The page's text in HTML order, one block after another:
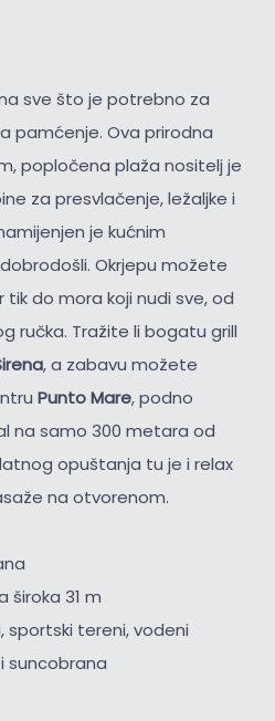
sve što je potrebno za
pamćenje. Ova prirodna
popločena plaža nositelj je
za presvlačenje, ležaljke i
je kućnim
Okrjepu možete
do mora koji nudi sve, od
ručka. Tražite li bogatu grill
, a zabavu možete
Punto Mare, podno
na samo 300 metara od
opuštanja tu je i relax
na otvorenom.
široka 31 m
sportski tereni, vodeni
suncobrana